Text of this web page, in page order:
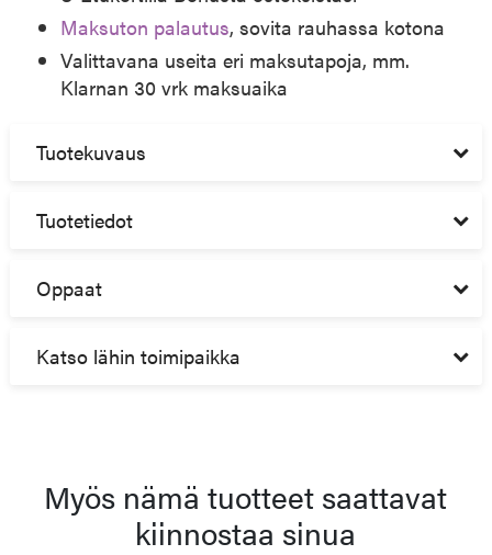
Maksuton palautus, sovita rauhassa kotona
Valittavana useita eri maksutapoja, mm.
Klarnan 30 vrk maksuaika
Tuotekuvaus
Tuotetiedot
Oppaat
Katso lähin toimipaikka
Myös nämä tuotteet saattavat
kiinnostaa sinua